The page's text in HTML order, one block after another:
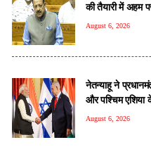
की तैयारी में अहम
August 6, 2026
नेतन्याहू ने
और पश्चिम एशिया
August 6, 2026